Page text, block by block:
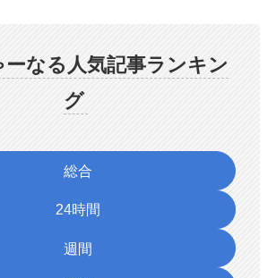
ーなる人気記事ランキン
グ
総合
24時間
週間